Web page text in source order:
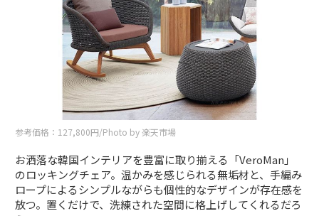
参考価格：127,800円/Photo by 楽天市場
お洒落な韓国インテリアを豊富に取り揃える「VeroMan」
のロッキングチェア。温かみを感じられる無垢材と、手編み
ロープによるシンプルながらも個性的なデザインが存在感を
放つ。置くだけで、洗練された空間に格上げしてくれるだろ